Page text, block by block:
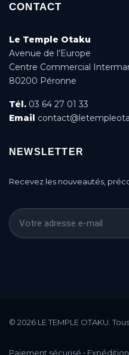
Module manager / AN
CONTACT
Le Temple Otaku
Avenue de l’Europe
Centre Commercial
80200 Péronne
Tél. 03 64 27 01 33
Email
NEWSLETTER
Recevez les nouveautés,
© 2026 LE TEMPLE OTAKU.
Paiement sécurisé •